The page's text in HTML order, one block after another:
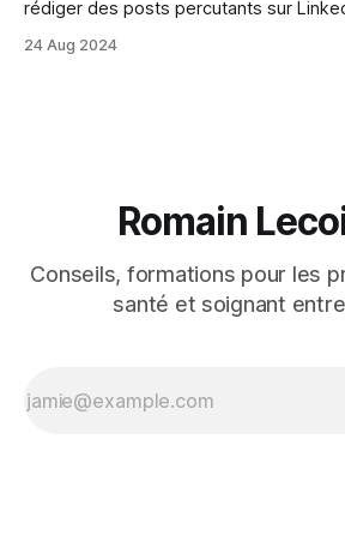
rédiger des posts percutants sur
24 Aug 2024
Romain
Conseils, formations pour les
santé et soignant